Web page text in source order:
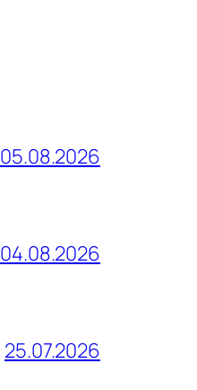
05.08.2026
04.08.2026
25.07.2026